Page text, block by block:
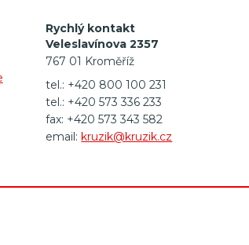
Rychlý kontakt
Veleslavínova 2357
767 01 Kroměříž
tel.: +420 800 100 231
tel.: +420 573 336 233
fax: +420 573 343 582
email:kruzik@kruzik.cz